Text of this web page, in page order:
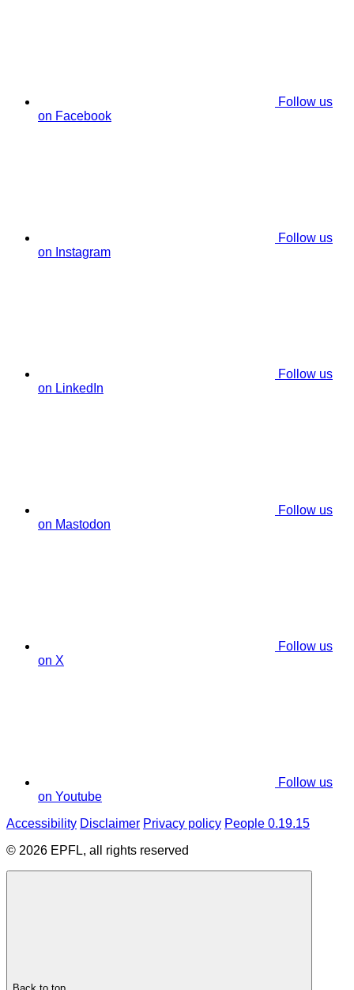
Follow us
on Facebook
Follow us
on Instagram
Follow us
on LinkedIn
Follow us
on Mastodon
Follow us
on X
Follow us
on Youtube
Accessibility Disclaimer Privacy policy People 0.19.15
© 2026 EPFL, all rights reserved